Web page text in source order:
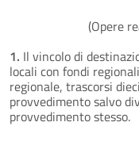
(Opere
1. Il vincolo di
locali con fondi
regionale, trascorsi
provvedimento salvo
provvedimento stesso.